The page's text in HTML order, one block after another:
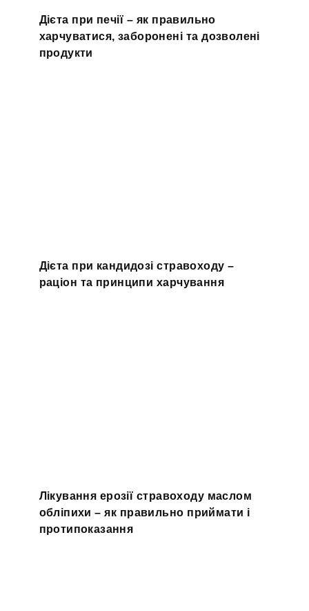
Дієта при печії – як правильно
харчуватися, заборонені та дозволені
продукти
Дієта при кандидозі стравоходу –
раціон та принципи харчування
Лікування ерозії стравоходу маслом
обліпихи – як правильно приймати і
протипоказання